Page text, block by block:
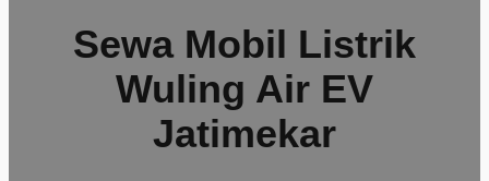
Sewa Mobil Listrik
Wuling Air EV
Jatimekar